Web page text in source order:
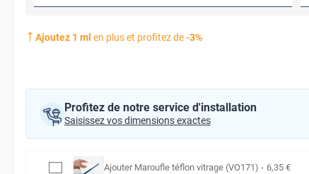
Ajoutez 1 ml en plus et profitez de-3%
Profitez de notre service d'installation
Saisissez vos dimensions exactes
Ajouter Maroufle téflon vitrage (VO171) - 6,35 €